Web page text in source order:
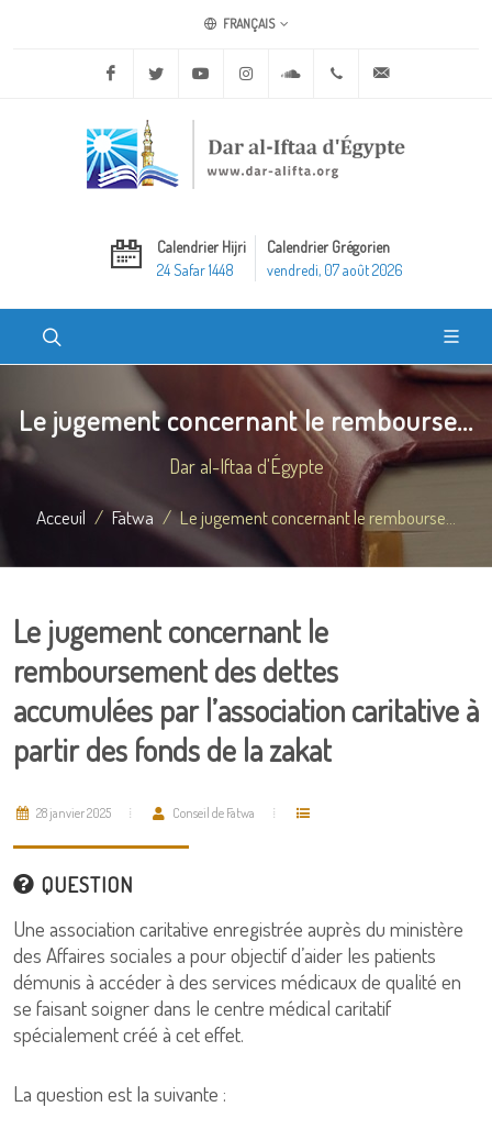
FRANÇAIS
Facebook Twitter Youtube Instagram Soundcloud+20 2 25970400
Calendrier Hijri
24 Safar 1448
Calendrier Grégorien
vendredi, 07 août 2026
Le jugement concernant le rembourse...
Dar al-Iftaa d'Égypte
Acceuil Fatwa Le jugement concernant le rembourse...
Le jugement concernant le
remboursement des dettes
accumulées par l’association caritative à
partir des fonds de la zakat
28 janvier 2025 Conseil de Fatwa
QUESTION
Une association caritative enregistrée auprès du ministère
des Affaires sociales a pour objectif d’aider les patients
démunis à accéder à des services médicaux de qualité en
se faisant soigner dans le centre médical caritatif
spécialement créé à cet effet.
La question est la suivante :